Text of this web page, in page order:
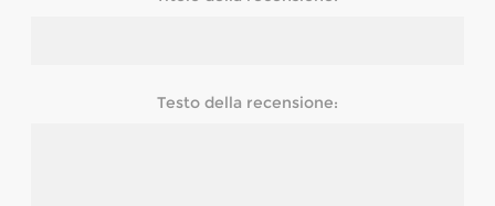
Testo della recensione: